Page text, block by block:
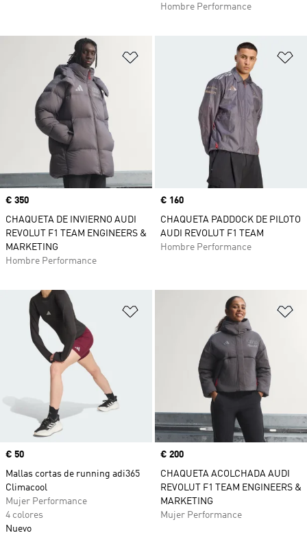
Hombre Performance
Añadir a la lista de deseos
Precio
€ 350
CHAQUETA DE INVIERNO AUDI
REVOLUT F1 TEAM ENGINEERS &
MARKETING
Hombre Performance
Precio
€ 160
CHAQUETA PADDOCK DE PILOTO
AUDI REVOLUT F1 TEAM
Hombre Performance
Añadir a la lista de deseos
Precio
€ 50
Mallas cortas de running adi365
Climacool
Mujer Performance
4 colores
Nuevo
Precio
€ 200
CHAQUETA ACOLCHADA AUDI
REVOLUT F1 TEAM ENGINEERS &
MARKETING
Mujer Performance